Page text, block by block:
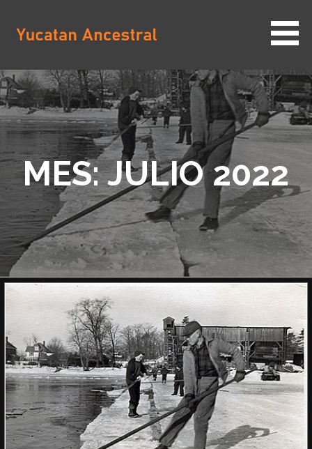
contenido
YUCATAN ANCESTRAL
MES: JULIO 2022